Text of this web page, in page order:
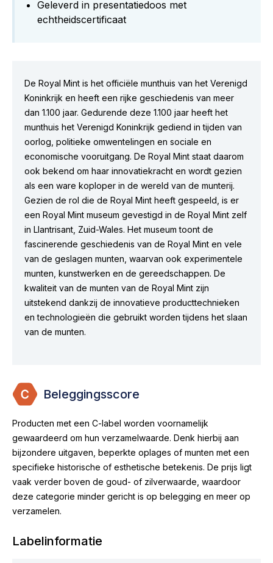
Geleverd in presentatiedoos met
echtheidscertificaat
De Royal Mint is het officiële munthuis van het Verenigd
Koninkrijk en heeft een rijke geschiedenis van meer
dan 1.100 jaar. Gedurende deze 1.100 jaar heeft het
munthuis het Verenigd Koninkrijk gediend in tijden van
oorlog, politieke omwentelingen en sociale en
economische vooruitgang. De Royal Mint staat daarom
ook bekend om haar innovatiekracht en wordt gezien
als een ware koploper in de wereld van de munterij.
Gezien de rol die de Royal Mint heeft gespeeld, is er
een Royal Mint museum gevestigd in de Royal Mint zelf
in Llantrisant, Zuid-Wales. Het museum toont de
fascinerende geschiedenis van de Royal Mint en vele
van de geslagen munten, waarvan ook experimentele
munten, kunstwerken en de gereedschappen. De
kwaliteit van de munten van de Royal Mint zijn
uitstekend dankzij de innovatieve producttechnieken
en technologieën die gebruikt worden tijdens het slaan
van de munten.
Beleggingsscore
Producten met een C-label worden voornamelijk
gewaardeerd om hun verzamelwaarde. Denk hierbij aan
bijzondere uitgaven, beperkte oplages of munten met een
specifieke historische of esthetische betekenis. De prijs ligt
vaak verder boven de goud- of zilverwaarde, waardoor
deze categorie minder gericht is op belegging en meer op
verzamelen.
Labelinformatie